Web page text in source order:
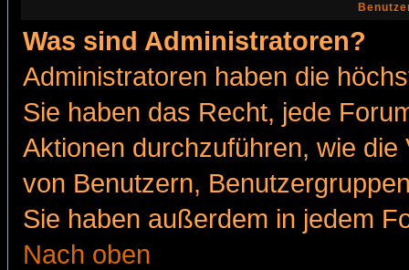
Was sind Administratoren?
Administratoren haben die
Sie haben das Recht, jede
Aktionen durchzuführen, wie
von Benutzern,
Sie haben außerdem in jedem
Nach oben